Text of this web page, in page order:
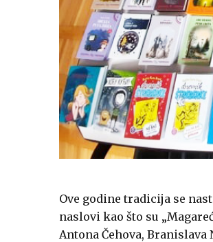
Ove godine tradicija se
naslovi kao što su
Antona Čehova, Branislava